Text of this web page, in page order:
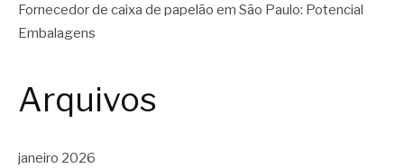
Fornecedor de caixa de papelão em São Paulo: Potencial
Embalagens
Arquivos
janeiro 2026